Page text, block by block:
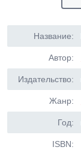
Название:
Автор:
Издательство:
Жанр:
Год:
ISBN: